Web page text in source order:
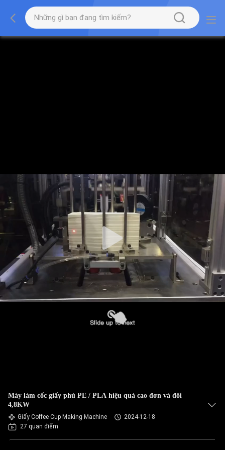
Máy làm cốc giấy phủ PE / PLA hiệu quả cao đơn và đôi
4,8KW
Giấy Coffee Cup Making Machine
2024-12-18
27 quan điểm